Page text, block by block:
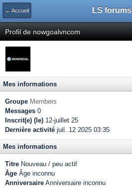
← Accueil LS forums
Profil de nowgoalvncom
Mes informations
Groupe Members
Messages 0
Inscrit(e) (le) 12-juillet 25
Dernière activité juil. 12 2025 03:35
Mes informations
Titre Nouveau / peu actif
Âge Âge inconnu
Anniversaire Anniversaire inconnu